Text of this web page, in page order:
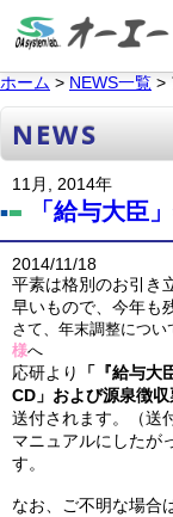
ホーム > NEWS一覧 >
NEWS
11月, 2014年
「給与大臣
2014/11/18
平素は格別のお引き
早いもので、今年も
さて、年末調整につ
様へ
応研より
「『給与
CD」および源泉徴収
送付されます。（送
マニュアルにしたが
す。
なお、ご不明な場合